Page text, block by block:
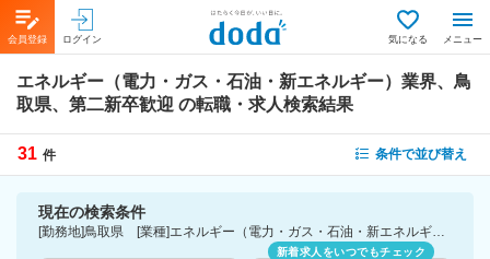
会員登録 ログイン 気になる メニュー
エネルギー（電力・ガス・石油・新エネルギー）業界、鳥
取県、第二新卒歓迎 の転職・求人検索結果
31 件 条件で並び替え
現在の検索条件
[勤務地]鳥取県 [業種]エネルギー（電力・ガス・石油・新エネルギー）業界 [詳細条件](募集・採用情報)第二新卒歓迎
新着求人をいつでもチェック